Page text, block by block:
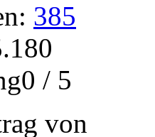
385
/ 5
von